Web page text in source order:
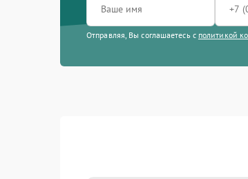
Отправляя, Вы соглашаетесь с политикой